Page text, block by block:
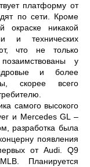
платформу от
по сети. Кроме
никакой
и технических
что не только
у
и более
скорее всего
самого высокого
и Mercedes GL –
разработка была
появления
от Audi. Q9
Планируется